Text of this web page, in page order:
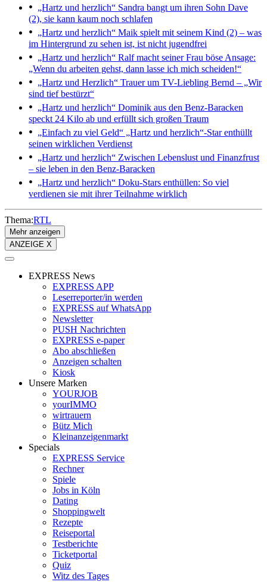
„Hartz und herzlich“ Sandra bangt um ihren Sohn Dave
(2), sie kann kaum noch schlafen
„Hartz und herzlich“ Maik spielt mit seinem Kind (2) – was
im Hintergrund zu sehen ist, ist nicht jugendfrei
„Hartz und herzlich“ Ralf macht seiner Frau böse Ansage:
„Wenn du arbeiten gehst, dann lasse ich mich scheiden!“
„Hartz und Herzlich“ Trauer um TV-Liebling Bernd – „Wir
sind tief bestürzt“
„Hartz und herzlich“ Dominik aus den Benz-Baracken
speckt 24 Kilo ab und erfüllt sich großen Traum
„Einfach zu viel Geld“ „Hartz und herzlich“-Star enthüllt
seinen wirklichen Verdienst
„Hartz und herzlich“ Zwischen Lebenslust und Finanzfrust
– sie leben in den Benz-Baracken
„Hartz und herzlich“ Doku-Stars enthüllen: So viel
verdienen sie mit ihrer Teilnahme wirklich
Thema:RTL
Mehr anzeigen
ANZEIGE X
EXPRESS News
EXPRESS APP
Leserreporter/in werden
EXPRESS auf WhatsApp
Newsletter
PUSH Nachrichten
EXPRESS e-paper
Abo abschließen
Anzeigen schalten
Kiosk
Unsere Marken
YOURJOB
yourIMMO
wirtrauern
Bütz Mich
Kleinanzeigenmarkt
Specials
EXPRESS Service
Rechner
Spiele
Jobs in Köln
Dating
Shoppingwelt
Rezepte
Reiseportal
Testberichte
Ticketportal
Quiz
Witz des Tages